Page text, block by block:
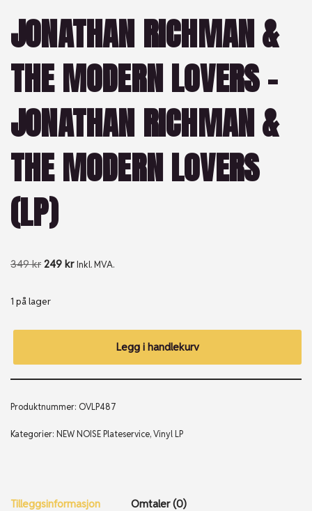
JONATHAN RICHMAN &
THE MODERN LOVERS –
JONATHAN RICHMAN &
THE MODERN LOVERS
(LP)
349kr 249 kr Inkl. MVA.
1 på lager
Legg i handlekurv
Produktnummer: OVLP487
Kategorier: NEW NOISE Plateservice,Vinyl LP
Tilleggsinformasjon Omtaler (0)